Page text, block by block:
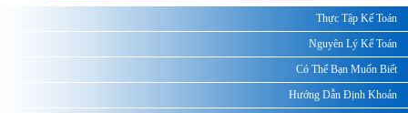
Thực Tập Kế Toán
Nguyên Lý Kế Toán
Có Thể Bạn Muốn Biết
Hướng Dẫn Định Khoản